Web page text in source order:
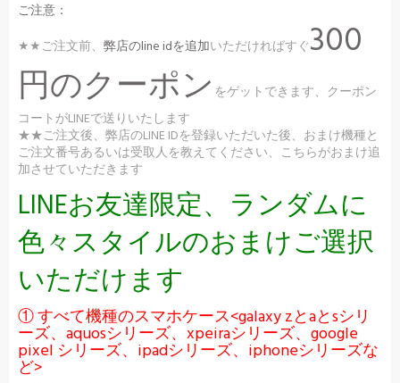
ご注意：
★★ご注文前、 弊店のline idを追加いただければすぐ300
円のクーポン をゲットできます、クーポン
コートがLINEで送りいたします
★★ご注文後、弊店のLINE IDを登録いただいた後、おまけ機種と
ご注文番号あるいは受取人を教えてください、こちらがおまけ追
加させていただきます
LINEお友達限定、ランダムに
色々スタイルのおまけご選択
いただけます
① すべて機種のスマホケース<galaxy zとaとsシリ
ーズ、aquosシリーズ、xpeiraシリーズ、google
pixel シリーズ、ipadシリーズ、iphoneシリーズな
ど>